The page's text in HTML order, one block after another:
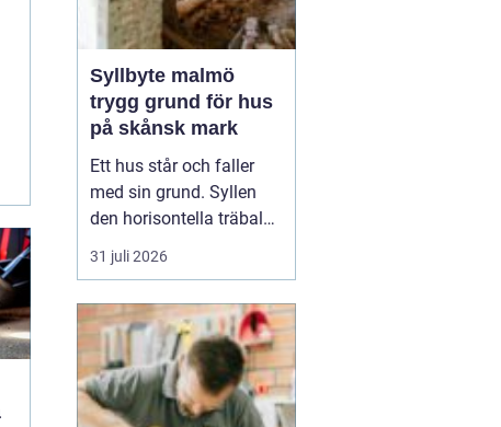
Syllbyte malmö
trygg grund för hus
på skånsk mark
Ett hus står och faller
med sin grund. Syllen
den horisontella träbalk
som bär upp väggarna
mot plattan eller
mest utsatta delarna i en
villa. I Malmö, med
fuktigt klimat, närhet till
havet och många hus
31 juli 2026